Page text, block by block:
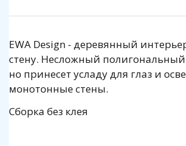
EWA Design - деревянный
стену. Несложный полигональный
но принесет усладу для глаз и
монотонные стены.
Сборка без клея